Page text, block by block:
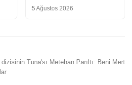
5 Ağustos 2026
Tuna'sı Metehan Parıltı: Beni Mert